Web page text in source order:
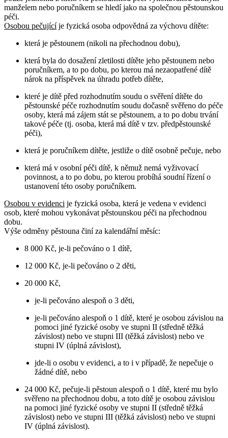
manželem nebo poručníkem se hledí jako na společnou pěstounskou
péči.
Osobou pečujícíje fyzická osoba odpovědná za výchovu dítěte:
která je pěstounem (nikoli na přechodnou dobu),
která byla do dosažení zletilosti dítěte jeho pěstounem nebo
poručníkem, a to po dobu, po kterou má nezaopatřené dítě
nárok na příspěvek na úhradu potřeb dítěte,
které je dítě před rozhodnutím soudu o svěření dítěte do
pěstounské péče rozhodnutím soudu dočasně svěřeno do péče
osoby, která má zájem stát se pěstounem, a to po dobu trvání
takové péče (tj. osoba, která má dítě v tzv. předpěstounské
péči),
která je poručníkem dítěte, jestliže o dítě osobně pečuje, nebo
která má v osobní péči dítě, k němuž nemá vyživovací
povinnost, a to po dobu, po kterou probíhá soudní řízení o
ustanovení této osoby poručníkem.
Osobou v evidenci je fyzická osoba, která je vedena v evidenci
osob, které mohou vykonávat pěstounskou péči na přechodnou
dobu.
Výše odměny pěstouna činí za kalendářní měsíc:
8 000 Kč, je-li pečováno o 1 dítě,
12 000 Kč, je-li pečováno o 2 děti,
20 000 Kč,
je-li pečováno alespoň o 3 děti,
je-li pečováno alespoň o 1 dítě, které je osobou závislou na
pomoci jiné fyzické osoby ve stupni II (středně těžká
závislost) nebo ve stupni III (těžká závislost) nebo ve
stupni IV (úplná závislost),
jde-li o osobu v evidenci, a to i v případě, že nepečuje o
žádné dítě, nebo
24 000 Kč, pečuje-li pěstoun alespoň o 1 dítě, které mu bylo
svěřeno na přechodnou dobu, a toto dítě je osobou závislou
na pomoci jiné fyzické osoby ve stupni II (středně těžká
závislost) nebo ve stupni III (těžká závislost) nebo ve stupni
IV (úplná závislost).